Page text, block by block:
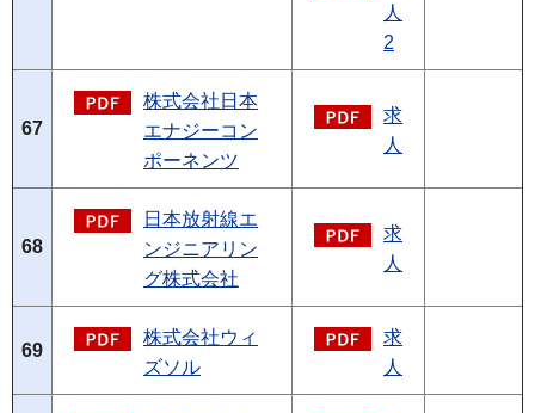
人
2
67
株式会社日本
エナジーコン
ポーネンツ
求
人
68
日本放射線エ
ンジニアリン
グ株式会社
求
人
69
株式会社ウィ
ズソル
求
人